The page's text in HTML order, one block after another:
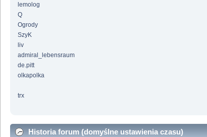
lemolog
Q
Ogrody
SzyK
liv
admiral_lebensraum
de.pitt
olkapolka
trx
Historia forum (domyślne ustawienia czasu)